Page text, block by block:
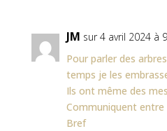
JM sur 4 avril 2024 à
Pour parler des
temps je les
Ils ont même des
Communiquent entre
Bref